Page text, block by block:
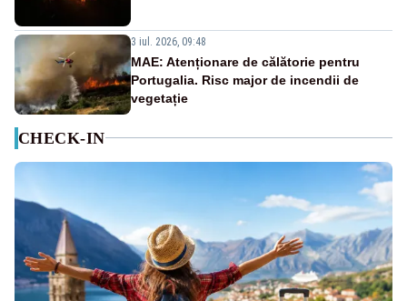
3 iul. 2026, 09:48
MAE: Atenționare de călătorie pentru
Portugalia. Risc major de incendii de
vegetație
CHECK-IN